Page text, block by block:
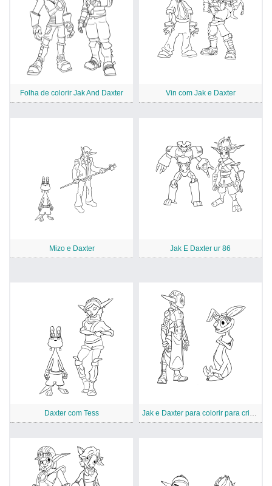
Folha de colorir Jak And Daxter Vin com Jak e Daxter
Mizo e Daxter Jak E Daxter ur 86
Daxter com Tess Jak e Daxter para colorir para crianças